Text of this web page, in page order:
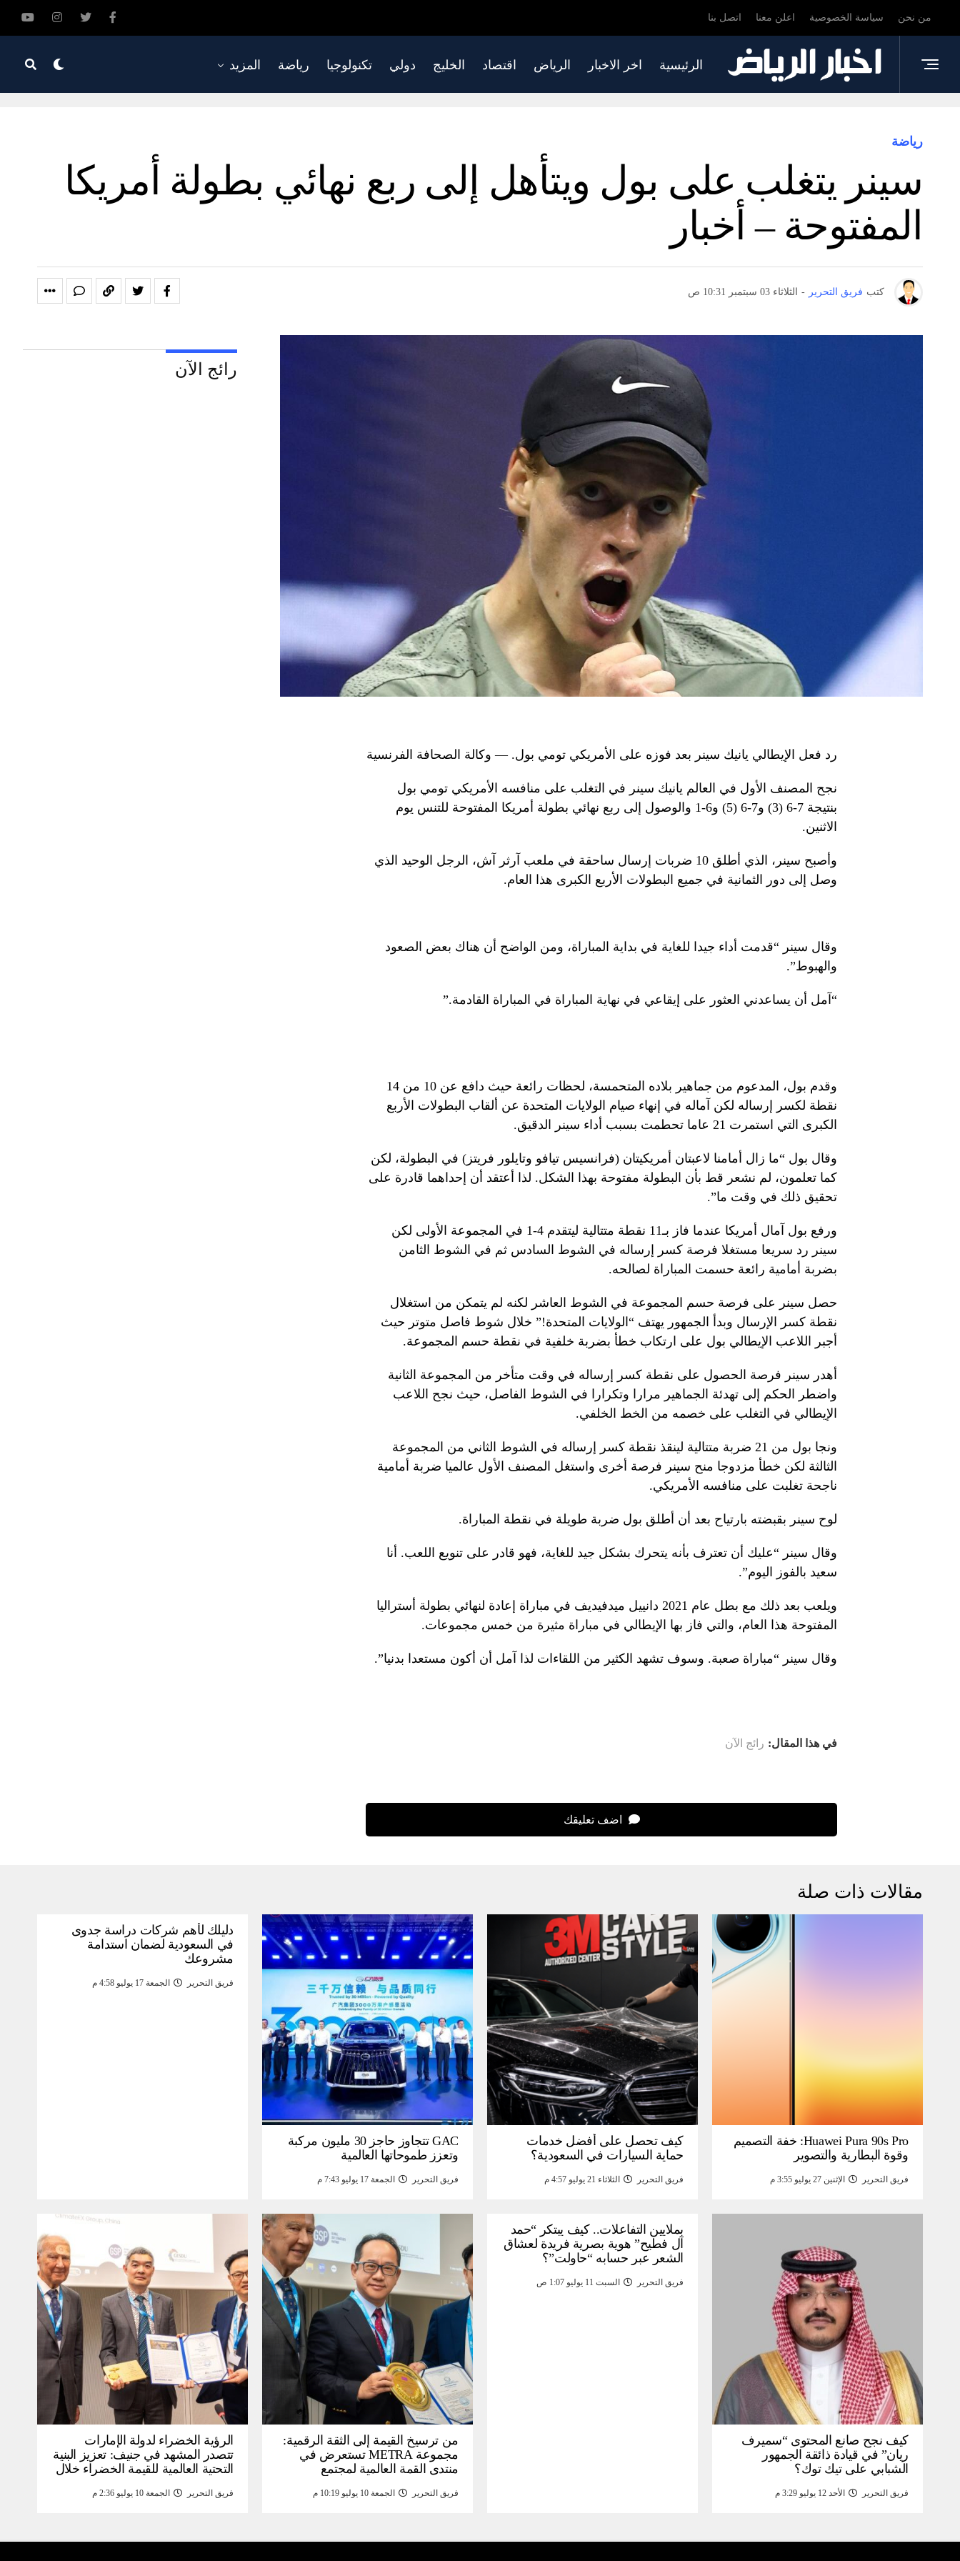
من نحن سياسة الخصوصية اعلن معنا اتصل بنا
الرئيسية اخر الاخبار الرياض اقتصاد الخليج دولي تكنولوجيا رياضة المزيد
رياضة
سينر يتغلب على بول ويتأهل إلى ربع نهائي بطولة أمريكا
المفتوحة – أخبار
كتب فريق التحرير - الثلاثاء 03 سبتمبر 10:31 ص
رد فعل الإيطالي يانيك سينر بعد فوزه على الأمريكي تومي بول. — وكالة الصحافة الفرنسية
نجح المصنف الأول في العالم يانيك سينر في التغلب على منافسه الأمريكي تومي بول
بنتيجة 7-6 (3) و7-6 (5) و6-1 والوصول إلى ربع نهائي بطولة أمريكا المفتوحة للتنس يوم
الاثنين.
وأصبح سينر، الذي أطلق 10 ضربات إرسال ساحقة في ملعب آرثر آش، الرجل الوحيد الذي
وصل إلى دور الثمانية في جميع البطولات الأربع الكبرى هذا العام.
وقال سينر “قدمت أداء جيدا للغاية في بداية المباراة، ومن الواضح أن هناك بعض الصعود
والهبوط”.
“آمل أن يساعدني العثور على إيقاعي في نهاية المباراة في المباراة القادمة.”
وقدم بول، المدعوم من جماهير بلاده المتحمسة، لحظات رائعة حيث دافع عن 10 من 14
نقطة لكسر إرساله لكن آماله في إنهاء صيام الولايات المتحدة عن ألقاب البطولات الأربع
الكبرى التي استمرت 21 عاما تحطمت بسبب أداء سينر الدقيق.
وقال بول “ما زال أمامنا لاعبتان أمريكيتان (فرانسيس تيافو وتايلور فريتز) في البطولة، لكن
كما تعلمون، لم نشعر قط بأن البطولة مفتوحة بهذا الشكل. لذا أعتقد أن إحداهما قادرة على
تحقيق ذلك في وقت ما”.
ورفع بول آمال أمريكا عندما فاز بـ11 نقطة متتالية ليتقدم 4-1 في المجموعة الأولى لكن
سينر رد سريعا مستغلا فرصة كسر إرساله في الشوط السادس ثم في الشوط الثامن
بضربة أمامية رائعة حسمت المباراة لصالحه.
حصل سينر على فرصة حسم المجموعة في الشوط العاشر لكنه لم يتمكن من استغلال
نقطة كسر الإرسال وبدأ الجمهور يهتف “الولايات المتحدة!” خلال شوط فاصل متوتر حيث
أجبر اللاعب الإيطالي بول على ارتكاب خطأ بضربة خلفية في نقطة حسم المجموعة.
أهدر سينر فرصة الحصول على نقطة كسر إرساله في وقت متأخر من المجموعة الثانية
واضطر الحكم إلى تهدئة الجماهير مرارا وتكرارا في الشوط الفاصل، حيث نجح اللاعب
الإيطالي في التغلب على خصمه من الخط الخلفي.
ونجا بول من 21 ضربة متتالية لينقذ نقطة كسر إرساله في الشوط الثاني من المجموعة
الثالثة لكن خطأ مزدوجا منح سينر فرصة أخرى واستغل المصنف الأول عالميا ضربة أمامية
ناجحة تغلبت على منافسه الأمريكي.
لوح سينر بقبضته بارتياح بعد أن أطلق بول ضربة طويلة في نقطة المباراة.
وقال سينر “عليك أن تعترف بأنه يتحرك بشكل جيد للغاية، فهو قادر على تنويع اللعب. أنا
سعيد بالفوز اليوم”.
ويلعب بعد ذلك مع بطل عام 2021 دانييل ميدفيديف في مباراة إعادة لنهائي بطولة أستراليا
المفتوحة هذا العام، والتي فاز بها الإيطالي في مباراة مثيرة من خمس مجموعات.
وقال سينر “مباراة صعبة. وسوف تشهد الكثير من اللقاءات لذا آمل أن أكون مستعدا بدنيا”.
في هذا المقال: رائج الآن
اضف تعليقك
رائج الآن
مقالات ذات صلة
Huawei Pura 90s Pro: خفة التصميم
وقوة البطارية والتصوير
فريق التحرير الإثنين 27 يوليو 3:55 م
كيف تحصل على أفضل خدمات
حماية السيارات في السعودية؟
فريق التحرير الثلاثاء 21 يوليو 4:57 م
GAC تتجاوز حاجز 30 مليون مركبة
وتعزز طموحاتها العالمية
فريق التحرير الجمعة 17 يوليو 7:43 م
دليلك لأهم شركات دراسة جدوى
في السعودية لضمان استدامة
مشروعك
فريق التحرير الجمعة 17 يوليو 4:58 م
كيف نجح صانع المحتوى “سميرف
ريان” في قيادة ذائقة الجمهور
الشبابي على تيك توك؟
فريق التحرير الأحد 12 يوليو 3:29 م
بملايين التفاعلات.. كيف يبتكر “حمد
آل فطيح” هوية بصرية فريدة لعشاق
الشعر عبر حسابه “حاولت”؟
فريق التحرير السبت 11 يوليو 1:07 ص
من ترسيخ القيمة إلى الثقة الرقمية:
مجموعة METRA تستعرض في
منتدى القمة العالمية لمجتمع
تحتية للأصول الرقمية المدعومة
فريق التحرير الجمعة 10 يوليو 10:19 م
الرؤية الخضراء لدولة الإمارات
تتصدر المشهد في جنيف: تعزيز البنية
التحتية العالمية للقيمة الخضراء خلال
المعلومات WSIS 2026 وقمة “الذكاء
فريق التحرير الجمعة 10 يوليو 2:36 م